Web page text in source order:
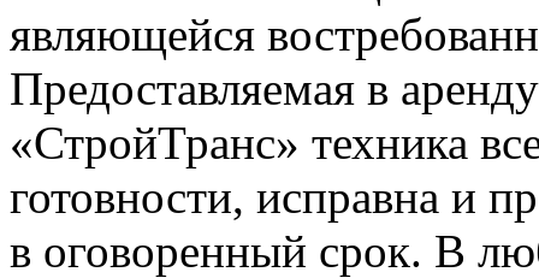
являющейся
Предоставляемая в
«СтройТранс» техника
готовности, исправна и
в оговоренный срок. В